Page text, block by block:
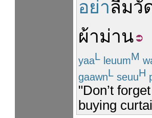
อย่าลืมวั
ผ้าม่าน
yaaL leuumM
gaawnL seuuH
"Don’t
buying